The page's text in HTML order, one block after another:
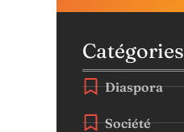
Catégories
Diaspora
Société